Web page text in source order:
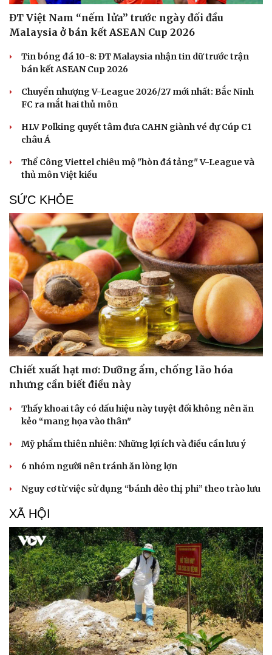
Tư vấn
check-in
Câu chuyện thời sự
Cửa sổ tình yêu
ĐT Việt Nam “nếm lửa” trước ngày đối đầu
Malaysia ở bán kết ASEAN Cup 2026
Tin bóng đá 10-8: ĐT Malaysia nhận tin dữ trước trận
bán kết ASEAN Cup 2026
Chuyển nhượng V-League 2026/27 mới nhất: Bắc Ninh
FC ra mắt hai thủ môn
HLV Polking quyết tâm đưa CAHN giành vé dự Cúp C1
châu Á
Thể Công Viettel chiêu mộ "hòn đá tảng" V-League và
thủ môn Việt kiều
SỨC KHỎE
Chiết xuất hạt mơ: Dưỡng ẩm, chống lão hóa
nhưng cần biết điều này
Thấy khoai tây có dấu hiệu này tuyệt đối không nên ăn
kẻo “mang họa vào thân"
Mỹ phẩm thiên nhiên: Những lợi ích và điều cần lưu ý
6 nhóm người nên tránh ăn lòng lợn
Nguy cơ từ việc sử dụng “bánh dẻo thị phi” theo trào lưu
XÃ HỘI